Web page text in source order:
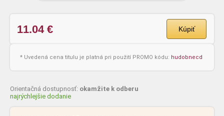
11.04€ Kúpiť
* Uvedená cena titulu je platná pri použití PROMO kódu: hudobnecd
Orientačná dostupnosť: okamžite k odberu
najrýchlejšie dodanie